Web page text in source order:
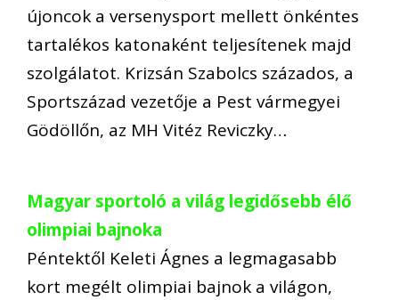
újoncok a versenysport mellett önkéntes
tartalékos katonaként teljesítenek majd
szolgálatot. Krizsán Szabolcs százados, a
Sportszázad vezetője a Pest vármegyei
Gödöllőn, az MH Vitéz Reviczky…
Magyar sportoló a világ legidősebb élő
olimpiai bajnoka
Péntektől Keleti Ágnes a legmagasabb
kort megélt olimpiai bajnok a világon,